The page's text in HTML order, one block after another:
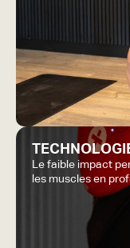
Le faible impact
les muscles en